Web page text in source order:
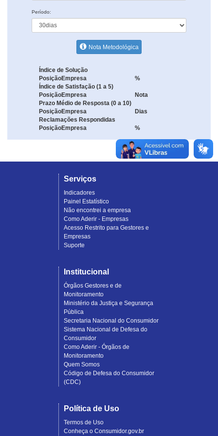
Período:
Nota Metodológica
Índice de Solução
PosiçãoEmpresa
%
Índice de Satisfação (1 a 5)
PosiçãoEmpresa
Nota
Prazo Médio de Resposta (0 a 10)
PosiçãoEmpresa
Dias
Reclamações Respondidas
PosiçãoEmpresa %
Serviços
Indicadores
Painel Estatístico
Não encontrei a empresa
Como Aderir - Empresas
Acesso Restrito para Gestores e
Empresas
Suporte
Institucional
Órgãos Gestores e de
Monitoramento
Ministério da Justiça e Segurança
Pública
Secretaria Nacional do Consumidor
Sistema Nacional de Defesa do
Consumidor
Como Aderir - Órgãos de
Monitoramento
Quem Somos
Código de Defesa do Consumidor
(CDC)
Política de Uso
Termos de Uso
Conheça o Consumidor.gov.br